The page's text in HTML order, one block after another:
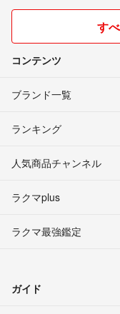
す
コンテンツ
ブランド一覧
ランキング
人気商品チャンネル
ラクマplus
ラクマ最強鑑定
ガイド